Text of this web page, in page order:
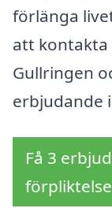
förlänga
att
Gullringen
erbjudande
Få 3